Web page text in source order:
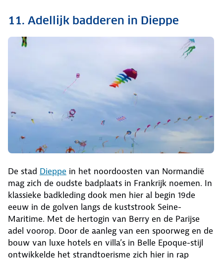
11. Adellijk badderen in Dieppe
De stad Dieppe in het noordoosten van Normandië
mag zich de oudste badplaats in Frankrijk noemen. In
klassieke badkleding dook men hier al begin 19de
eeuw in de golven langs de kuststrook Seine-
Maritime. Met de hertogin van Berry en de Parijse
adel voorop. Door de aanleg van een spoorweg en de
bouw van luxe hotels en villa’s in Belle Epoque-stijl
ontwikkelde het strandtoerisme zich hier in rap